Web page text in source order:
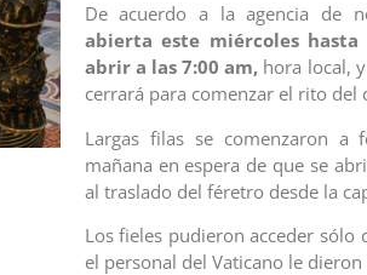
De acuerdo a la agencia de
abierta este miércoles
abrir a las 7:00 am, hora local,
cerrará para comenzar el rito del
Largas filas se comenzaron
mañana en espera de que se
al traslado del féretro desde la
Los fieles pudieron acceder sólo
el personal del Vaticano le